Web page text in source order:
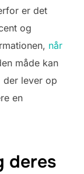
er det
og
når
måde kan
lever op
en
deres